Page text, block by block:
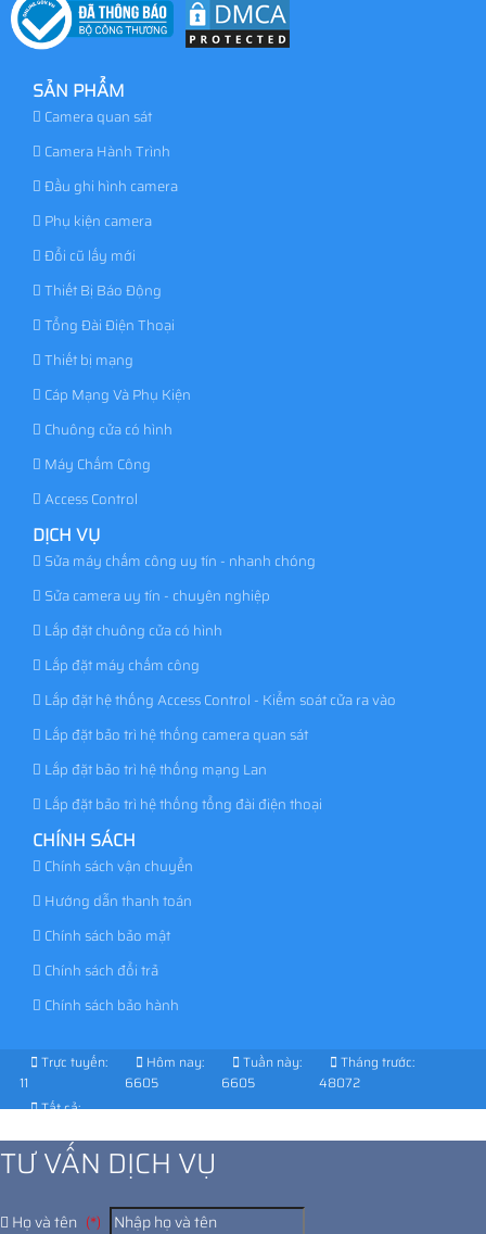
SẢN PHẨM
Camera quan sát
Camera Hành Trình
Đầu ghi hình camera
Phụ kiện camera
Đổi cũ lấy mới
Thiết Bị Báo Động
Tổng Đài Điện Thoại
Thiết bị mạng
Cáp Mạng Và Phụ Kiện
Chuông cửa có hình
Máy Chấm Công
Access Control
DỊCH VỤ
Sửa máy chấm công uy tín - nhanh chóng
Sửa camera uy tín - chuyên nghiệp
Lắp đặt chuông cửa có hình
Lắp đặt máy chấm công
Lắp đặt hệ thống Access Control - Kiểm soát cửa ra vào
Lắp đặt bảo trì hệ thống camera quan sát
Lắp đặt bảo trì hệ thống mạng Lan
Lắp đặt bảo trì hệ thống tổng đài điện thoại
CHÍNH SÁCH
Chính sách vận chuyển
Hướng dẫn thanh toán
Chính sách bảo mật
Chính sách đổi trả
Chính sách bảo hành
Trực tuyến:
11
Hôm nay:
6605
Tuần này:
6605
Tháng trước:
48072
Tất cả:
TƯ VẤN DỊCH VỤ
Họ và tên (*)